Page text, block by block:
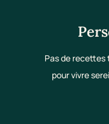
Pas de recettes
pour vivre